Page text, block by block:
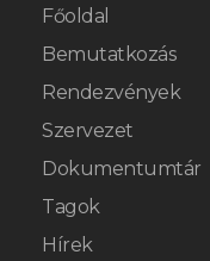
Főoldal
Bemutatkozás
Rendezvények
Szervezet
Dokumentumtár
Tagok
Hírek